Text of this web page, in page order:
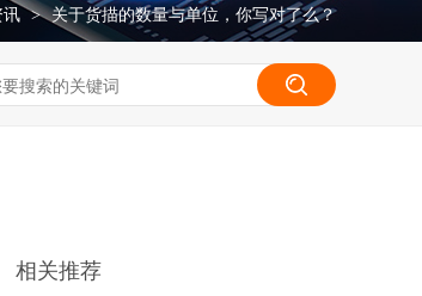
讯 > 关于货描的数量与单位，你写对了么？
相关推荐